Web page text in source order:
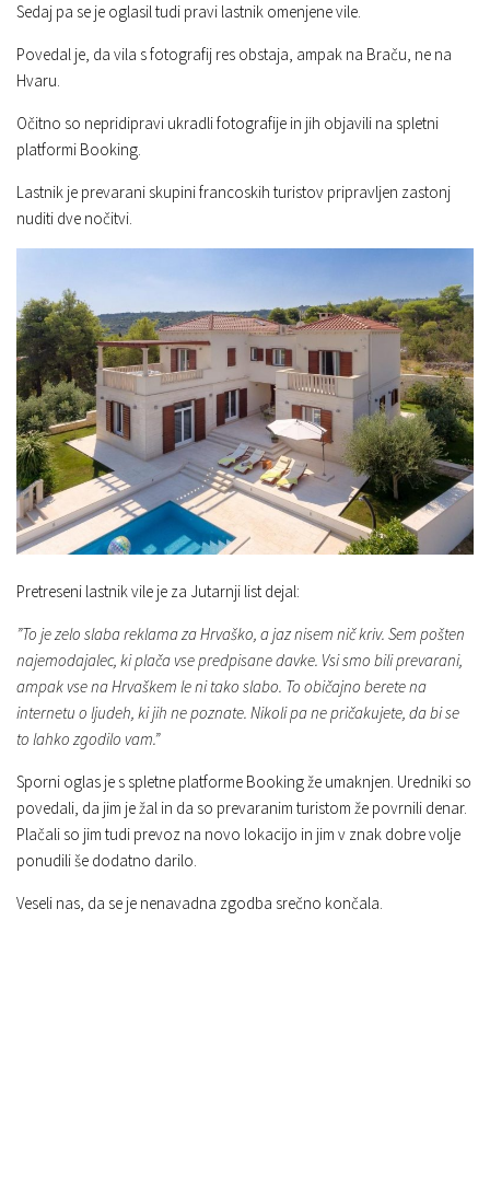
Sedaj pa se je oglasil tudi pravi lastnik omenjene vile.
Povedal je, da vila s fotografij res obstaja, ampak na Braču, ne na
Hvaru.
Očitno so nepridipravi ukradli fotografije in jih objavili na spletni
platformi Booking.
Lastnik je prevarani skupini francoskih turistov pripravljen zastonj
nuditi dve nočitvi.
Pretreseni lastnik vile je za Jutarnji list dejal:
”To je zelo slaba reklama za Hrvaško, a jaz nisem nič kriv. Sem pošten
najemodajalec, ki plača vse predpisane davke. Vsi smo bili prevarani,
ampak vse na Hrvaškem le ni tako slabo. To običajno berete na
internetu o ljudeh, ki jih ne poznate. Nikoli pa ne pričakujete, da bi se
to lahko zgodilo vam.”
Sporni oglas je s spletne platforme Booking že umaknjen. Uredniki so
povedali, da jim je žal in da so prevaranim turistom že povrnili denar.
Plačali so jim tudi prevoz na novo lokacijo in jim v znak dobre volje
ponudili še dodatno darilo.
Veseli nas, da se je nenavadna zgodba srečno končala.